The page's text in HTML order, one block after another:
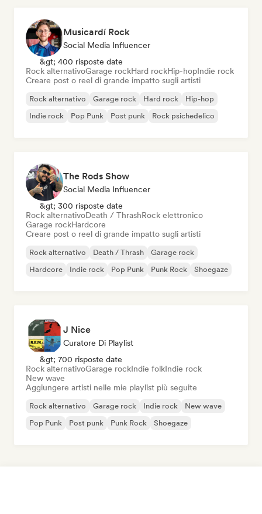
Musicardí Rock
Social Media Influencer
&gt; 400 risposte date
Rock alternativoGarage rockHard rockHip-hopIndie rock
Creare post o reel di grande impatto sugli artisti
Rock alternativo Garage rock Hard rock
Hip-hop
Indie rock
Pop Punk Post punk Rock psichedelico
The Rods Show
Social Media Influencer
&gt; 300 risposte date
Rock alternativoDeath / ThrashRock elettronico
Garage rockHardcore
Creare post o reel di grande impatto sugli artisti
Rock alternativo Death / Thrash
Garage rock
Hardcore
Indie rock Pop Punk Punk Rock Shoegaze
J Nice
Curatore Di Playlist
&gt; 700 risposte date
Rock alternativoGarage rockIndie folkIndie rock
New wave
Aggiungere artisti nelle mie playlist più seguite
Rock alternativo Garage rock Indie rock
New wave
Pop Punk
Post punk Punk Rock Shoegaze